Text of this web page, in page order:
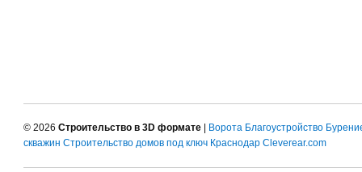
© 2026 Строительство в 3D формате | Ворота Благоустройство
скважин Строительство домов под ключ Краснодар Cleverear.com